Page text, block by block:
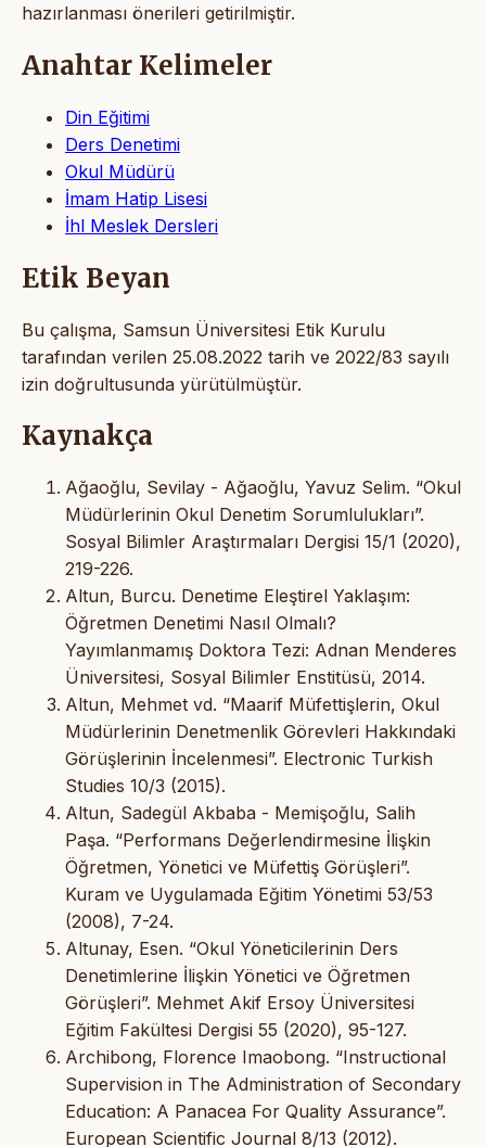
hazırlanması önerileri getirilmiştir.
Anahtar Kelimeler
Din Eğitimi
Ders Denetimi
Okul Müdürü
İmam Hatip Lisesi
İhl Meslek Dersleri
Etik Beyan
Bu çalışma, Samsun Üniversitesi Etik Kurulu
tarafından verilen 25.08.2022 tarih ve 2022/83 sayılı
izin doğrultusunda yürütülmüştür.
Kaynakça
Ağaoğlu, Sevilay - Ağaoğlu, Yavuz Selim. “Okul
Müdürlerinin Okul Denetim Sorumlulukları”.
Sosyal Bilimler Araştırmaları Dergisi 15/1 (2020),
219-226.
Altun, Burcu. Denetime Eleştirel Yaklaşım:
Öğretmen Denetimi Nasıl Olmalı?
Yayımlanmamış Doktora Tezi: Adnan Menderes
Üniversitesi, Sosyal Bilimler Enstitüsü, 2014.
Altun, Mehmet vd. “Maarif Müfettişlerin, Okul
Müdürlerinin Denetmenlik Görevleri Hakkındaki
Görüşlerinin İncelenmesi”. Electronic Turkish
Studies 10/3 (2015).
Altun, Sadegül Akbaba - Memişoğlu, Salih
Paşa. “Performans Değerlendirmesine İlişkin
Öğretmen, Yönetici ve Müfettiş Görüşleri”.
Kuram ve Uygulamada Eğitim Yönetimi 53/53
(2008), 7-24.
Altunay, Esen. “Okul Yöneticilerinin Ders
Denetimlerine İlişkin Yönetici ve Öğretmen
Görüşleri”. Mehmet Akif Ersoy Üniversitesi
Eğitim Fakültesi Dergisi 55 (2020), 95-127.
Archibong, Florence Imaobong. “Instructional
Supervision in The Administration of Secondary
Education: A Panacea For Quality Assurance”.
European Scientific Journal 8/13 (2012).